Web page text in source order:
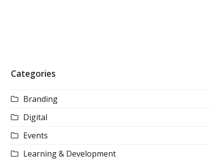
Categories
Branding
Digital
Events
Learning & Development